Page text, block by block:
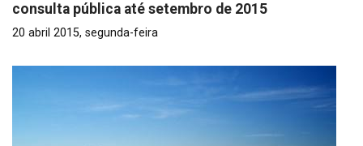
consulta pública até setembro de 2015
20 abril 2015, segunda-feira